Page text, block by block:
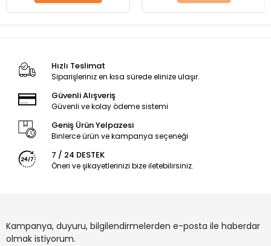
Hızlı Teslimat
Siparişleriniz en kısa sürede elinize ulaşır.
Güvenli Alışveriş
Güvenli ve kolay ödeme sistemi
Geniş Ürün Yelpazesi
Binlerce ürün ve kampanya seçeneği
7 / 24 DESTEK
Öneri ve şikayetlerinizi bize iletebilirsiniz.
Kampanya, duyuru, bilgilendirmelerden e-posta ile haberdar
olmak istiyorum.